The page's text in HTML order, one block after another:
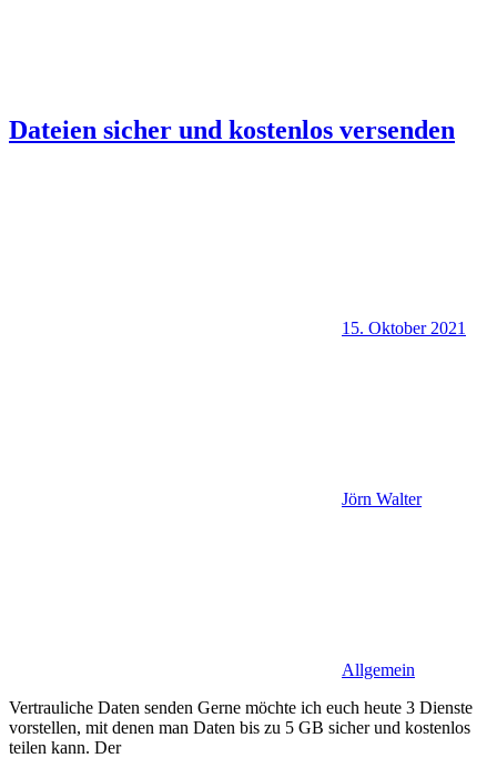
Dateien sicher und kostenlos versenden
15. Oktober 2021
Jörn Walter
Allgemein
Vertrauliche Daten senden Gerne möchte ich euch heute 3 Dienste
vorstellen, mit denen man Daten bis zu 5 GB sicher und kostenlos
teilen kann. Der